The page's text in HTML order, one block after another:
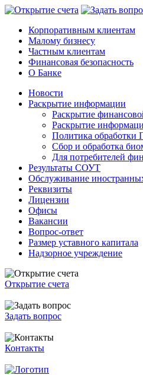
Корпоративным клиентам
Малому бизнесу
Частным клиентам
Финансовая безопасность
О Банке
Новости
Раскрытие информации
Раскрытие
Раскрытие
Политика обработки
Сбор и обработка
Для потребителей
Результаты СОУТ
Обслуживание
Реквизиты
Лицензии
Офисы
Вакансии
Вопрос-ответ
Размер уставного капитала
Надзорное учреждение
Открытие счета
Задать вопрос
Контакты